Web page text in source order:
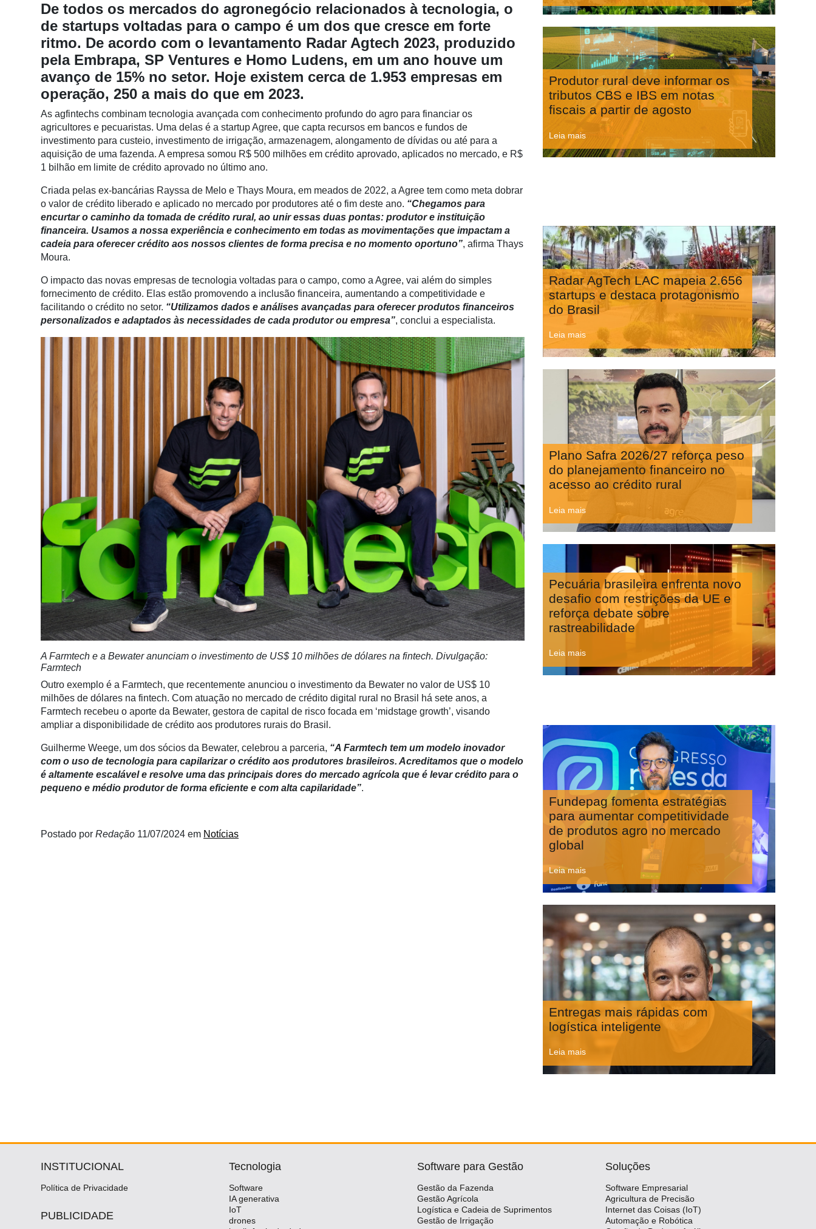
Agricultura
Precisão
Automação
Robótica
Conectividade
Commerce
Informatização
Agricultura
Software
Tecprime
Agro
Consulting
Manager
De todos os mercados do agronegócio relacionados à tecnologia, o
de startups voltadas para o campo é um dos que cresce em forte
ritmo. De acordo com o levantamento Radar Agtech 2023, produzido
pela Embrapa, SP Ventures e Homo Ludens, em um ano houve um
avanço de 15% no setor. Hoje existem cerca de 1.953 empresas em
operação, 250 a mais do que em 2023.
As agfintechs combinam tecnologia avançada com conhecimento profundo do agro para financiar os
agricultores e pecuaristas. Uma delas é a startup Agree, que capta recursos em bancos e fundos de
investimento para custeio, investimento de irrigação, armazenagem, alongamento de dívidas ou até para a
aquisição de uma fazenda. A empresa somou R$ 500 milhões em crédito aprovado, aplicados no mercado, e R$
1 bilhão em limite de crédito aprovado no último ano.
Criada pelas ex-bancárias Rayssa de Melo e Thays Moura, em meados de 2022, a Agree tem como meta dobrar
o valor de crédito liberado e aplicado no mercado por produtores até o fim deste ano. “Chegamos para
encurtar o caminho da tomada de crédito rural, ao unir essas duas pontas: produtor e instituição
financeira. Usamos a nossa experiência e conhecimento em todas as movimentações que impactam a
cadeia para oferecer crédito aos nossos clientes de forma precisa e no momento oportuno”, afirma Thays
Moura.
O impacto das novas empresas de tecnologia voltadas para o campo, como a Agree, vai além do simples
fornecimento de crédito. Elas estão promovendo a inclusão financeira, aumentando a competitividade e
facilitando o crédito no setor. “Utilizamos dados e análises avançadas para oferecer produtos financeiros
personalizados e adaptados às necessidades de cada produtor ou empresa”, conclui a especialista.
A Farmtech e a Bewater anunciam o investimento de US$ 10 milhões de dólares na fintech. Divulgação:
Farmtech
Outro exemplo é a Farmtech, que recentemente anunciou o investimento da Bewater no valor de US$ 10
milhões de dólares na fintech. Com atuação no mercado de crédito digital rural no Brasil há sete anos, a
Farmtech recebeu o aporte da Bewater, gestora de capital de risco focada em ‘midstage growth’, visando
ampliar a disponibilidade de crédito aos produtores rurais do Brasil.
Guilherme Weege, um dos sócios da Bewater, celebrou a parceria, “A Farmtech tem um modelo inovador
com o uso de tecnologia para capilarizar o crédito aos produtores brasileiros. Acreditamos que o modelo
é altamente escalável e resolve uma das principais dores do mercado agrícola que é levar crédito para o
pequeno e médio produtor de forma eficiente e com alta capilaridade”.
Postado por Redação 11/07/2024 em Notícias
Produtor rural deve informar os
tributos CBS e IBS em notas
fiscais a partir de agosto
Leia mais
Radar AgTech LAC mapeia 2.656
startups e destaca protagonismo
do Brasil
Leia mais
Plano Safra 2026/27 reforça peso
do planejamento financeiro no
acesso ao crédito rural
Leia mais
Pecuária brasileira enfrenta novo
desafio com restrições da UE e
reforça debate sobre
rastreabilidade
Leia mais
Fundepag fomenta estratégias
para aumentar competitividade
de produtos agro no mercado
global
Leia mais
Entregas mais rápidas com
logística inteligente
Leia mais
INSTITUCIONAL
Política de Privacidade
PUBLICIDADE
Tecnologia
Software
IA generativa
IoT
drones
Software para Gestão
Gestão da Fazenda
Gestão Agrícola
Logística e Cadeia de Suprimentos
Gestão de Irrigação
Soluções
Software Empresarial
Agricultura de Precisão
Internet das Coisas (IoT)
Automação e Robótica